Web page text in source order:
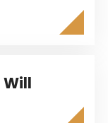
Will